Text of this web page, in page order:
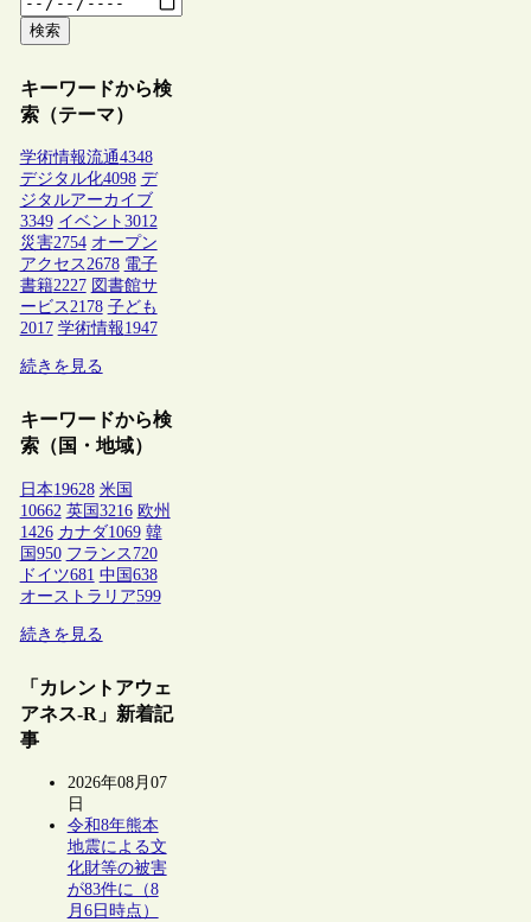
検索
キーワードから検
索（テーマ）
学術情報流通4348
デジタル化4098 デ
ジタルアーカイブ
3349 イベント 3012
災害2754 オープン
アクセス2678 電子
書籍2227 図書館サ
ービス2178 子ども
2017 学術情報1947
続きを見る
キーワードから検
索（国・地域）
日本19628 米国
10662 英国3216 欧州
1426 カナダ1069 韓
国950 フランス 720
ドイツ681 中国638
オーストラリア599
続きを見る
「カレントアウェ
アネス-R」新着記
事
2026年08月07
日
令和8年熊本
地震による文
化財等の被害
が83件に（8
月6日時点）